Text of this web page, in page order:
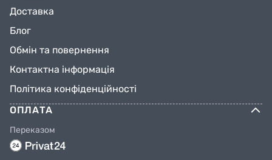
Доставка
Блог
Обмін та повернення
Контактна інформація
Політика конфіденційності
ОПЛАТА
Переказом